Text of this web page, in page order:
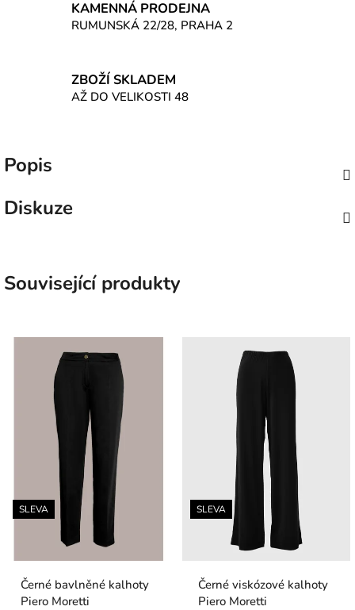
KAMENNÁ PRODEJNA
RUMUNSKÁ 22/28, PRAHA 2
ZBOŽÍ SKLADEM
AŽ DO VELIKOSTI 48
Popis
Diskuze
Související produkty
SLEVA
Černé bavlněné kalhoty
Piero Moretti
SLEVA
Černé viskózové kalhoty
Piero Moretti